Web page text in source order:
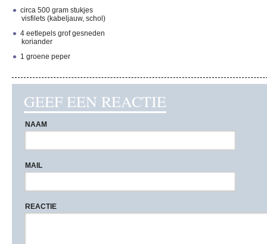
circa 500 gram stukjes
visfilets (kabeljauw, schol)
4 eetlepels grof gesneden
koriander
1 groene peper
GEEF EEN REACTIE
NAAM
MAIL
REACTIE